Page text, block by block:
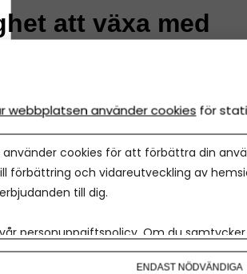
att växa med
du väljer i början bör fungera
växer. Det är därför bra om
kan hantera saker som:
webbplatsen använder cookies för
använder cookies för att förbättra din
förbättring och vidareutveckling av
till dig.
personuppgiftspolicy. Om du
ditt val i efterhand hittar du den
ENDAST NÖDVÄNDIGA